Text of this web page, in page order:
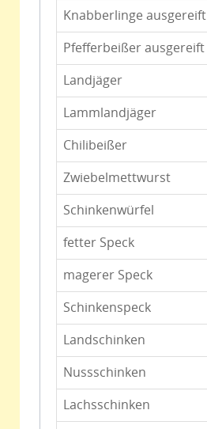
Knabberlinge ausgereift
Pfefferbeißer ausgereift
Landjäger
Lammlandjäger
Chilibeißer
Zwiebelmettwurst
Schinkenwürfel
fetter Speck
magerer Speck
Schinkenspeck
Landschinken
Nussschinken
Lachsschinken